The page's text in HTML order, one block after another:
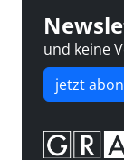
und keine
jetzt